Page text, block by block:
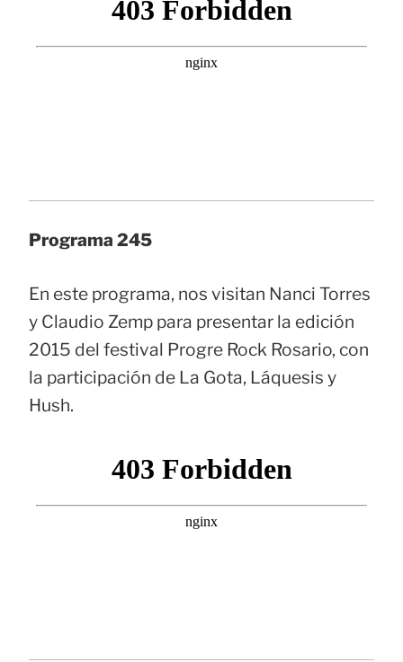
Programa 245
En este programa, nos visitan Nanci Torres
y Claudio Zemp para presentar la edición
2015 del festival Progre Rock Rosario, con
la participación de La Gota, Láquesis y
Hush.